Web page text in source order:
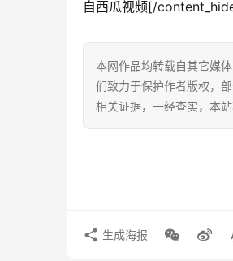
自西瓜视频[/
本网作品均转载自其它媒
们致力于保护作者版权，
相关证据，一经查实，本
生成海报